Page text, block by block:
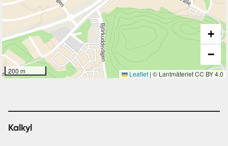
200 m
+
−
Leaflet | © Lantmäteriet CC BY 4.0
Kalkyl